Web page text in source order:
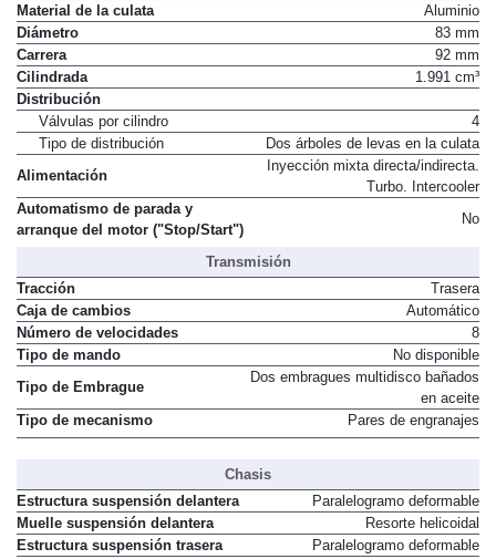
Material de la culata
Aluminio
Diámetro
83 mm
Carrera
92 mm
Cilindrada
1.991 cm³
Distribución
Válvulas por cilindro
4
Tipo de distribución
Dos árboles de levas en la culata
Alimentación
Inyección mixta directa/indirecta.
Turbo. Intercooler
Automatismo de parada y
arranque del motor ("Stop/Start")
No
Transmisión
Tracción
Trasera
Caja de cambios
Automático
Número de velocidades
8
Tipo de mando
No disponible
Tipo de Embrague
Dos embragues multidisco bañados
en aceite
Tipo de mecanismo
Pares de engranajes
Chasis
Estructura suspensión delantera
Paralelogramo deformable
Muelle suspensión delantera
Resorte helicoidal
Estructura suspensión trasera
Paralelogramo deformable